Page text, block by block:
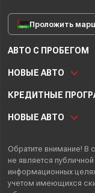
Проложить
АВТО С ПРОБЕГОМ
НОВЫЕ АВТО
КРЕДИТНЫЕ
НОВЫЕ АВТО
Обратите внимание! В
не является
информационных
учетом имеющихся